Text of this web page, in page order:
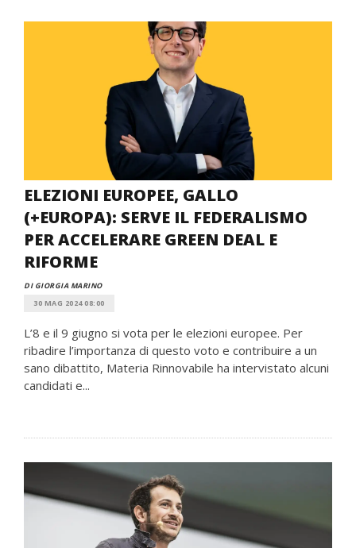
ELEZIONI EUROPEE, GALLO
(+EUROPA): SERVE IL FEDERALISMO
PER ACCELERARE GREEN DEAL E
RIFORME
DI GIORGIA MARINO
30 MAG 2024 08:00
L’8 e il 9 giugno si vota per le elezioni europee. Per
ribadire l’importanza di questo voto e contribuire a un
sano dibattito, Materia Rinnovabile ha intervistato alcuni
candidati e...